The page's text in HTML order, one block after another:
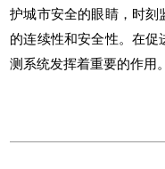
护城市安全的眼睛，时刻
的连续性和安全性。在
测系统发挥着重要的作用。